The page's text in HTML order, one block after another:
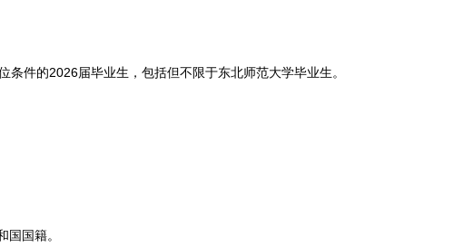
件的2026届毕业生，包括但不限于东北师范大学毕业生。
国籍。